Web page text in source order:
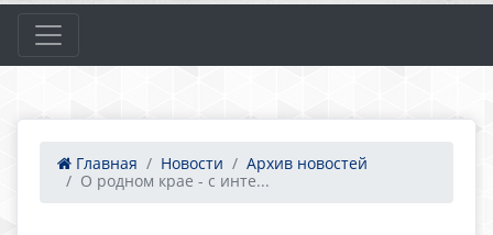
Главная Новости
Архив новостей
О родном крае - с инте...